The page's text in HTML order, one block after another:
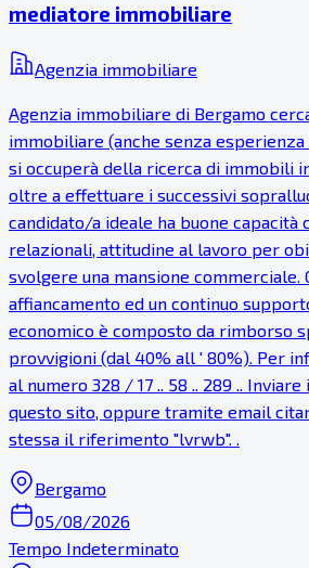
mediatore immobiliare
Agenzia immobiliare
Agenzia immobiliare di Bergamo
immobiliare (anche senza
si occuperà della ricerca di immobili
oltre a effettuare i successivi
candidato/a ideale ha buone capacità
relazionali, attitudine al lavoro per
svolgere una mansione commerciale.
affiancamento ed un continuo
economico è composto da rimborso
provvigioni (dal 40% all ' 80%). Per
al numero 328 / 17 .. 58 .. 289 ..
questo sito, oppure tramite email
stessa il riferimento "lvrwb". .
Bergamo
05/08/2026
Tempo Indeterminato